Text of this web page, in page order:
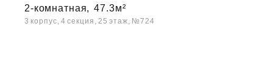
2-комнатная, 47.3м²
3 корпус, 4 секция, 25 этаж, №724